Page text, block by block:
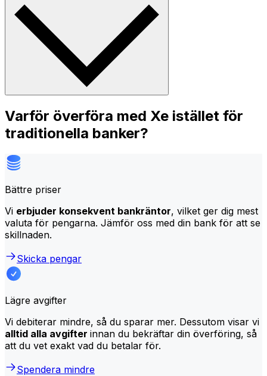
Varför överföra med Xe istället för
traditionella banker?
Bättre priser
Vi erbjuder konsekvent bankräntor, vilket ger dig mest
valuta för pengarna. Jämför oss med din bank för att se
skillnaden.
Skicka pengar
Lägre avgifter
Vi debiterar mindre, så du sparar mer. Dessutom visar vi
alltid alla avgifter innan du bekräftar din överföring, så
att du vet exakt vad du betalar för.
Spendera mindre